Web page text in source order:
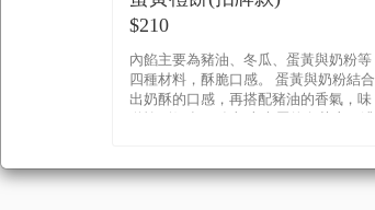
$210
內餡主要為豬油、冬瓜、蛋黃與奶粉等
四種材料，酥脆口感。 蛋黃與奶粉結合
出奶酥的口感，再搭配豬油的香氣，味